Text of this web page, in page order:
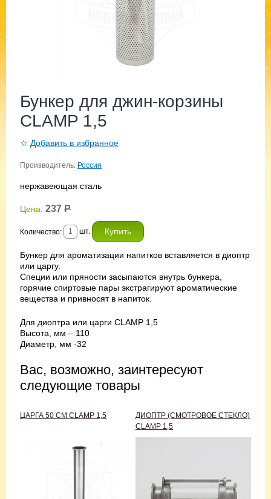
Бункер для джин-корзины
CLAMP 1,5
☆ Добавить в избранное
Производитель: Россия
нержавеющая сталь
Цена: 237 Р
Количество: шт.
Бункер для ароматизации напитков вставляется в диоптр
или царгу.
Специи или пряности засыпаются внутрь бункера,
горячие спиртовые пары экстрагируют ароматические
вещества и привносят в напиток.
Для диоптра или царги CLAMP 1,5
Высота, мм – 110
Диаметр, мм -32
Вас, возможно, заинтересуют
следующие товары
ЦАРГА 50 СМ CLAMP 1,5
ДИОПТР (СМОТРОВОЕ СТЕКЛО)
CLAMP 1,5